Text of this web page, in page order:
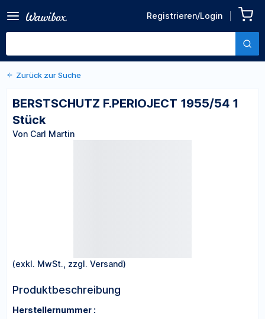
Registrieren/Login
F.PERIOJECT 1955/54 1
Stück
Von Carl Martin
Zurück zu den Produktdetails
Zurück zur Suche
BERSTSCHUTZ F.PERIOJECT 1955/54 1
Stück
Von Carl Martin
(exkl. MwSt., zzgl. Versand)
Produktbeschreibung
Herstellernummer :